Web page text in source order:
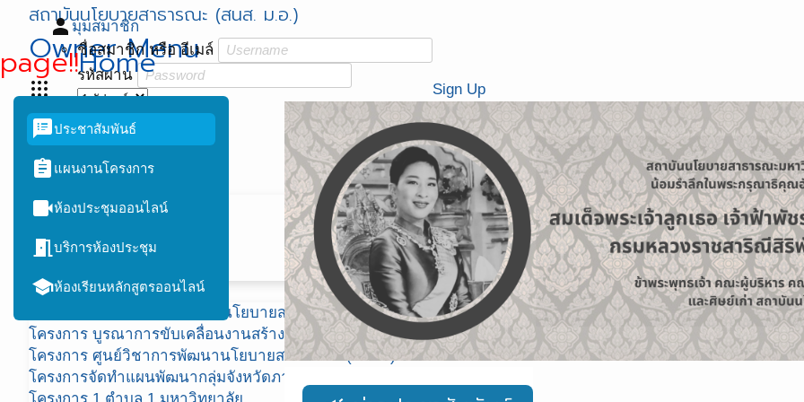
สถาบันนโยบายสาธารณะ (สนส. ม.อ.)
Owner Menu
apps
personมุมสมาชิก
ชื่อสมาชิก หรือ อีเมล์
รหัสผ่าน
loginเข้าสู่ระบบ
restoreลืมรหัสผ่าน?
Sign Up
menu
Menu
หน้าแรก
เว็บ สถาบันนโยบายสาธารณะ
เว็บ 1ตำบล 1มหาวิทยาลัย
บริหารโครงการ
โครงการยกระดับการขับเคลื่อนโยบายสาธารณะเพื่อส่งเสริมกิจกรรมทางกายในระดับพื้นที่ ปี 2564
โครงการ บูรณาการขับเคลื่อนงานสร้างเสริมสุขภาวะ 77 จังหวัด
โครงการ ศูนย์วิชาการพัฒนานโยบายสาธารณะ (ศวนส)
โครงการจัดทำแผนพัฒนากลุ่มจังหวัดภาคใต้ชายแดน ปี 66-70
โครงการ 1 ตำบล 1 มหาวิทยาลัย
page!!Home
speaker_notesประชาสัมพันธ์
assignment แผนงานโครงการ
videocamห้องประชุมออนไลน์
meeting_room บริการห้องประชุม
schoolห้องเรียนหลักสูตรออนไลน์